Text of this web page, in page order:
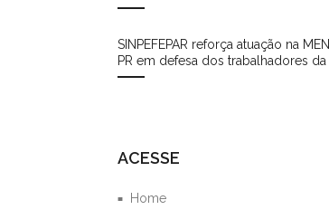
SINPEFEPAR reforça atuação na
PR em defesa dos trabalhadores
ACESSE
Home